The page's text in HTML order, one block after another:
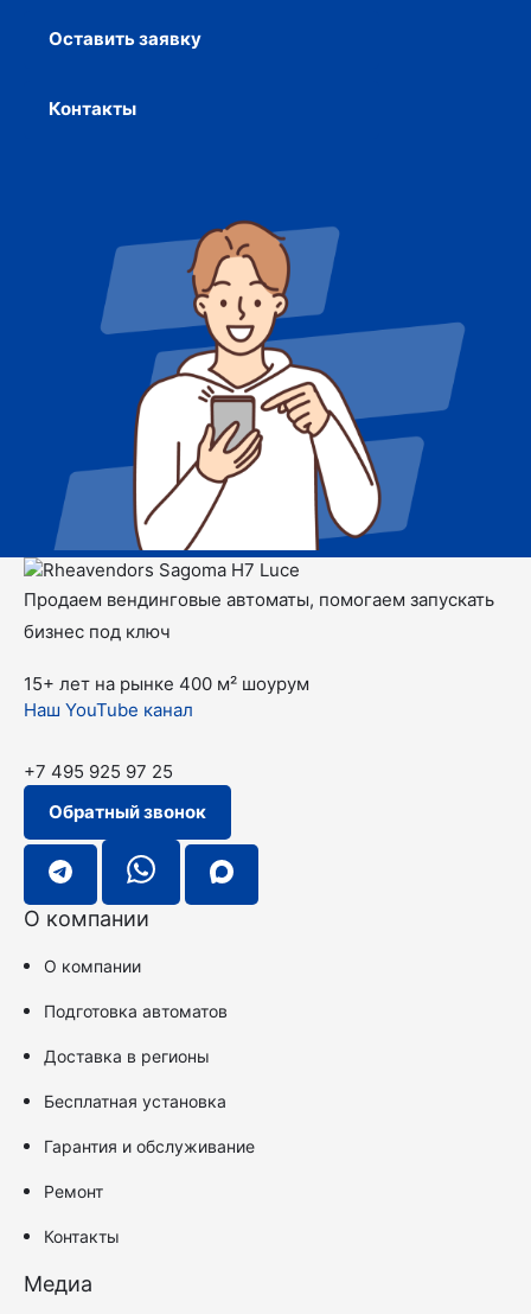
Оставить заявку
Контакты
Продаем вендинговые автоматы, помогаем запускать
бизнес под ключ
15+ лет на рынке 400 м² шоурум
Наш YouTube канал
+7 495 925 97 25
Обратный звонок
О компании
О компании
Подготовка автоматов
Доставка в регионы
Бесплатная установка
Гарантия и обслуживание
Ремонт
Контакты
Медиа